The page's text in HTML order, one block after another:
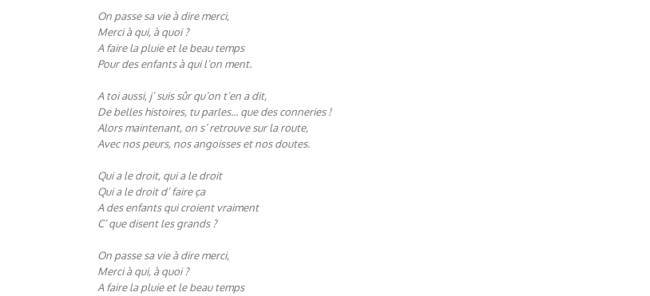
On passe sa vie à dire merci,
Merci à qui, à quoi ?
A faire la pluie et le beau temps
Pour des enfants à qui l’on ment.
A toi aussi, j’ suis sûr qu’on t’en a dit,
De belles histoires, tu parles… que des conneries !
Alors maintenant, on s’ retrouve sur la route,
Avec nos peurs, nos angoisses et nos doutes.
Qui a le droit, qui a le droit
Qui a le droit d’ faire ça
A des enfants qui croient vraiment
C’ que disent les grands ?
On passe sa vie à dire merci,
Merci à qui, à quoi ?
A faire la pluie et le beau temps